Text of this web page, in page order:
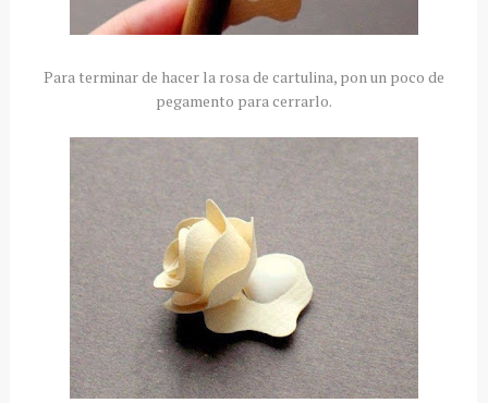
Para terminar de hacer la rosa de cartulina, pon un poco de
pegamento para cerrarlo.